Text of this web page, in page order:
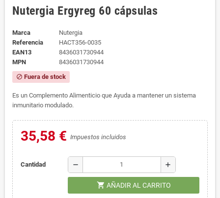
Nutergia Ergyreg 60 cápsulas
Marca
Nutergia
Referencia
HACT356-0035
EAN13
8436031730944
MPN
8436031730944
block Fuera de stock
Es un Complemento Alimenticio que Ayuda a mantener un sistema
inmunitario modulado.
35,58 € Impuestos incluidos
Cantidad remove add
shopping_cart AÑADIR AL CARRITO